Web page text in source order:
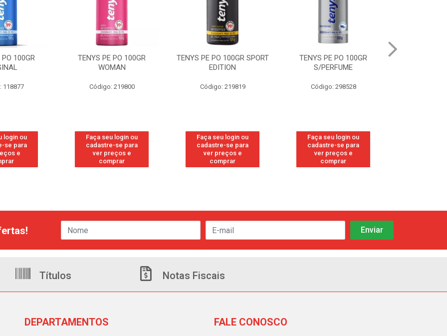
PO 100GR
219800
login ou
se para
e
TENYS PE PO 100GR SPORT
EDITION
Código: 219819
Faça seu login ou
cadastre-se para
ver preços e
comprar
TENYS PE PO 100GR
S/PERFUME
Código: 298528
Faça seu login ou
cadastre-se para
ver preços e
comprar
TENYS PE PO 100GR MENTA
FRESH
Código: 113
Faça seu login ou
cadastre-se para
ver preços e
comprar
Títulos Notas Fiscais
DEPARTAMENTOS FALE CONOSCO